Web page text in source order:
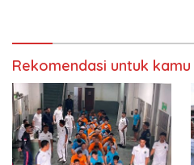
Rekomendasi untuk kamu